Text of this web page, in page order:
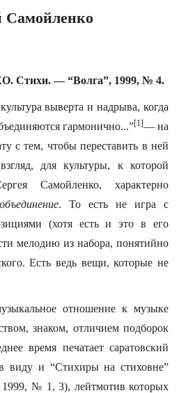
Самойленко
— “Волга”, 1999, № 4.
выверта и надрыва, когда
гармонично...”[1]— на
с тем, чтобы переставить в ней
для культуры, к которой
Самойленко, характерно
. То есть не игра с
(хотя есть и это в его
мелодию из набора, понятийно
Есть ведь вещи, которые не
отношение к музыке
знаком, отличием подборок
время печатает саратовский
виду и “Стихиры на стиховне”
№ 1, 3), лейтмотив которых